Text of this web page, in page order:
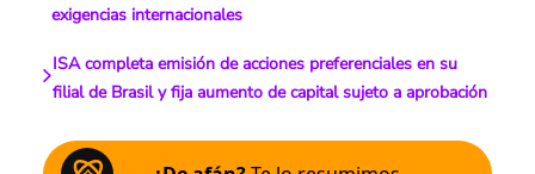
exigencias internacionales
ISA completa emisión de acciones preferenciales en su
filial de Brasil y fija aumento de capital sujeto a aprobación